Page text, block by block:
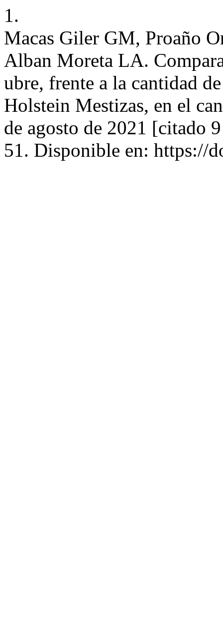
1.
Macas Giler GM, Proaño
Alban Moreta LA.
ubre, frente a la cantidad
Holstein Mestizas, en el
de agosto de 2021 [citado
51. Disponible en: https://